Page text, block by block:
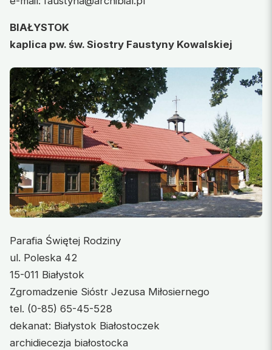
BIAŁYSTOK
kaplica pw. św. Siostry Faustyny Kowalskiej
Parafia Świętej Rodziny
ul. Poleska 42
15-011 Białystok
Zgromadzenie Sióstr Jezusa Miłosiernego
tel. (0-85) 65-45-528
dekanat: Białystok Białostoczek
archidiecezja białostocka